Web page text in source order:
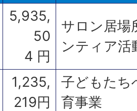
5,935,
50
4 円
サロン居場
ンティア活
1,235,
219円
子どもたち
育事業